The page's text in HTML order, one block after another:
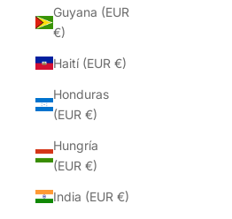
Guyana (EUR
€)
Haití (EUR €)
Honduras
(EUR €)
Hungría
(EUR €)
India (EUR €)